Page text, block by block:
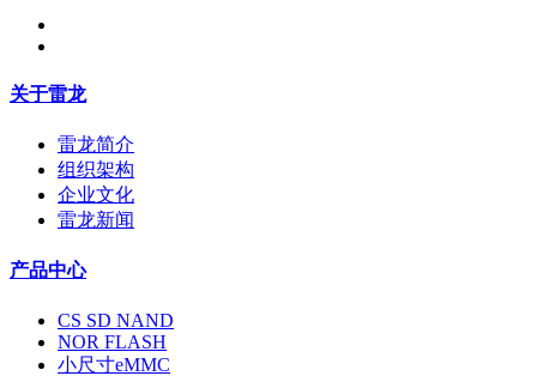
关于雷龙
雷龙简介
组织架构
企业文化
雷龙新闻
产品中心
CS SD NAND
NOR FLASH
小尺寸eMMC